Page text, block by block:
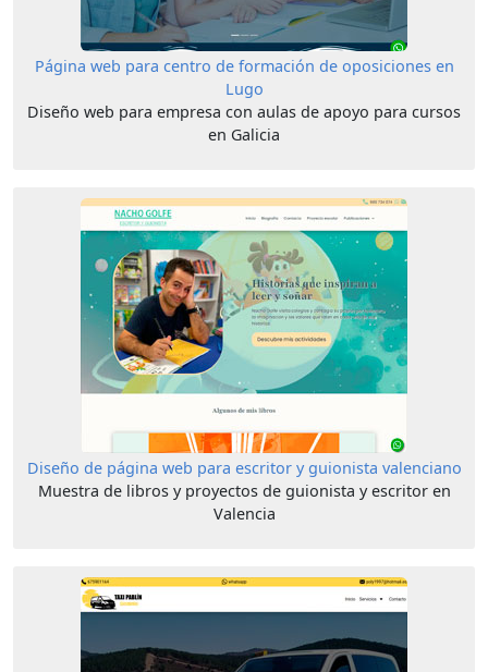
Página web para centro de formación de oposiciones en
Lugo
Diseño web para empresa con aulas de apoyo para cursos
en Galicia
Diseño de página web para escritor y guionista valenciano
Muestra de libros y proyectos de guionista y escritor en
Valencia